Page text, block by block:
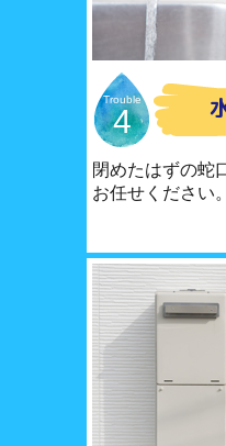
Trouble
4
閉めたはずの蛇
お任せください。